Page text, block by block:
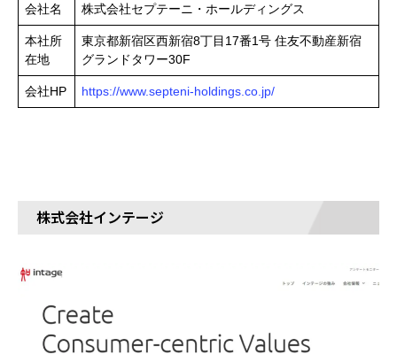
会社名 株式会社セプテーニ・ホールディングス
本社所
在地
東京都新宿区西新宿8丁目17番1号 住友不動産新宿
グランドタワー30F
会社HP https://www.septeni-holdings.co.jp/
株式会社インテージ